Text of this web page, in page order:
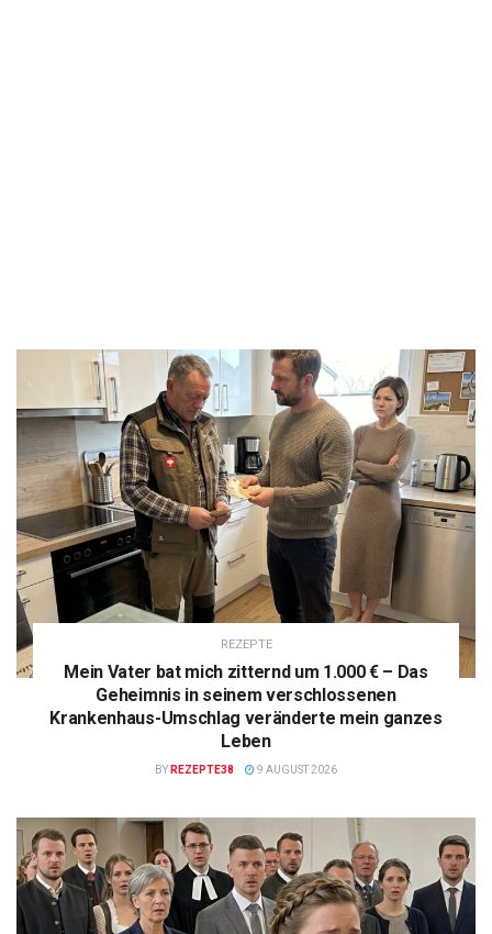
REZEPTE
Mein Vater bat mich zitternd um 1.000 € – Das
Geheimnis in seinem verschlossenen
Krankenhaus-Umschlag veränderte mein ganzes
Leben
BY REZEPTE38 9 AUGUST 2026